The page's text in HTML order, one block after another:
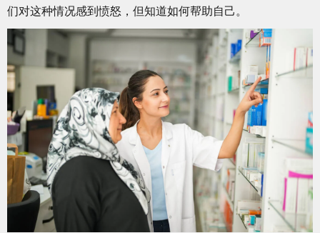
们对这种情况感到愤怒，但知道如何帮助自己。